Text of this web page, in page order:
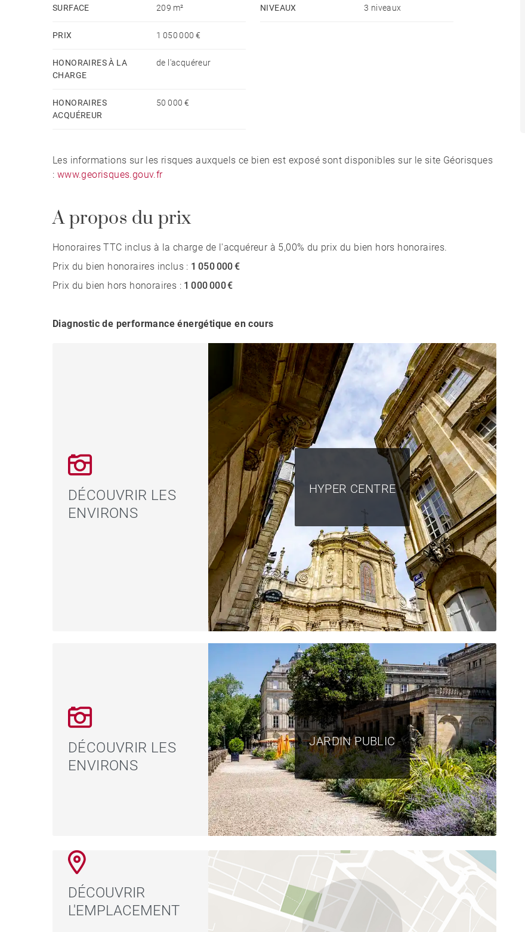
SURFACE 209 m²
PRIX 1 050 000 €
HONORAIRES À LA
CHARGE
de l'acquéreur
HONORAIRES
ACQUÉREUR
50 000 €
NIVEAUX 3 niveaux
Les informations sur les risques auxquels ce bien est exposé sont disponibles sur le site Géorisques
: www.georisques.gouv.fr
A propos du prix
Honoraires TTC inclus à la charge de l'acquéreur à 5,00% du prix du bien hors honoraires.
Prix du bien honoraires inclus : 1 050 000 €
Prix du bien hors honoraires : 1 000 000 €
Diagnostic de performance énergétique en cours
DÉCOUVRIR LES
ENVIRONS
HYPER CENTRE
DÉCOUVRIR LES
ENVIRONS
JARDIN PUBLIC
DÉCOUVRIR
L'EMPLACEMENT